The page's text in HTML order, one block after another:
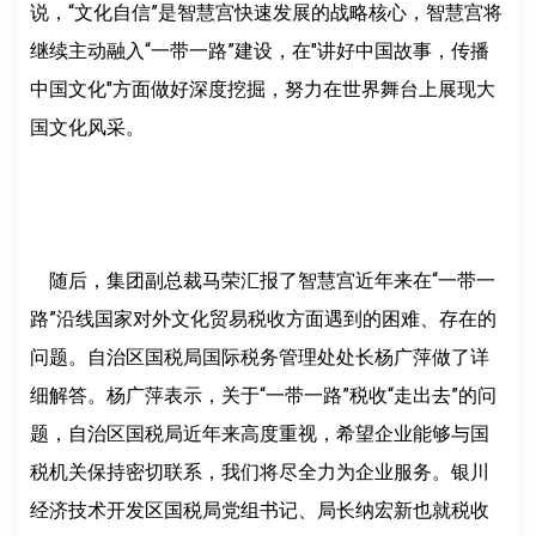
说，“文化自信”是智慧宫快速发展的战略核心，智慧宫将
继续主动融入“一带一路”建设，在"讲好中国故事，传播
中国文化"方面做好深度挖掘，努力在世界舞台上展现大
国文化风采。
随后，集团副总裁马荣汇报了智慧宫近年来在“一带一
路”沿线国家对外文化贸易税收方面遇到的困难、存在的
问题。自治区国税局国际税务管理处处长杨广萍做了详
细解答。杨广萍表示，关于“一带一路”税收“走出去”的问
题，自治区国税局近年来高度重视，希望企业能够与国
税机关保持密切联系，我们将尽全力为企业服务。银川
经济技术开发区国税局党组书记、局长纳宏新也就税收